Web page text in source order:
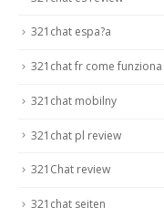
321chat espa?a
321chat fr come funziona
321chat mobilny
321chat pl review
321Chat review
321chat seiten